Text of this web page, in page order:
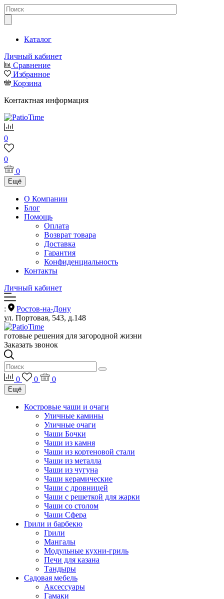
Каталог
Личный кабинет
Сравнение
Избранное
Корзина
Контактная информация
0
0
0
Ещё
О Компании
Блог
Помощь
Оплата
Возврат товара
Доставка
Гарантия
Конфиденциальность
Контакты
Личный кабинет
:
Ростов-на-Дону
ул. Портовая, 543, д.148
готовые решения для загородной жизни
Заказать звонок
0 0 0
Ещё
Костровые чаши и очаги
Уличные камины
Уличные очаги
Чаши Бочки
Чаши из камня
Чаши из кортеновой стали
Чаши из металла
Чаши из чугуна
Чаши керамические
Чаши с дровницей
Чаши с решеткой для жарки
Чаши со столом
Чаши Сфера
Грили и барбекю
Грили
Мангалы
Модульные кухни-гриль
Печи для казана
Тандыры
Садовая мебель
Аксессуары
Гамаки